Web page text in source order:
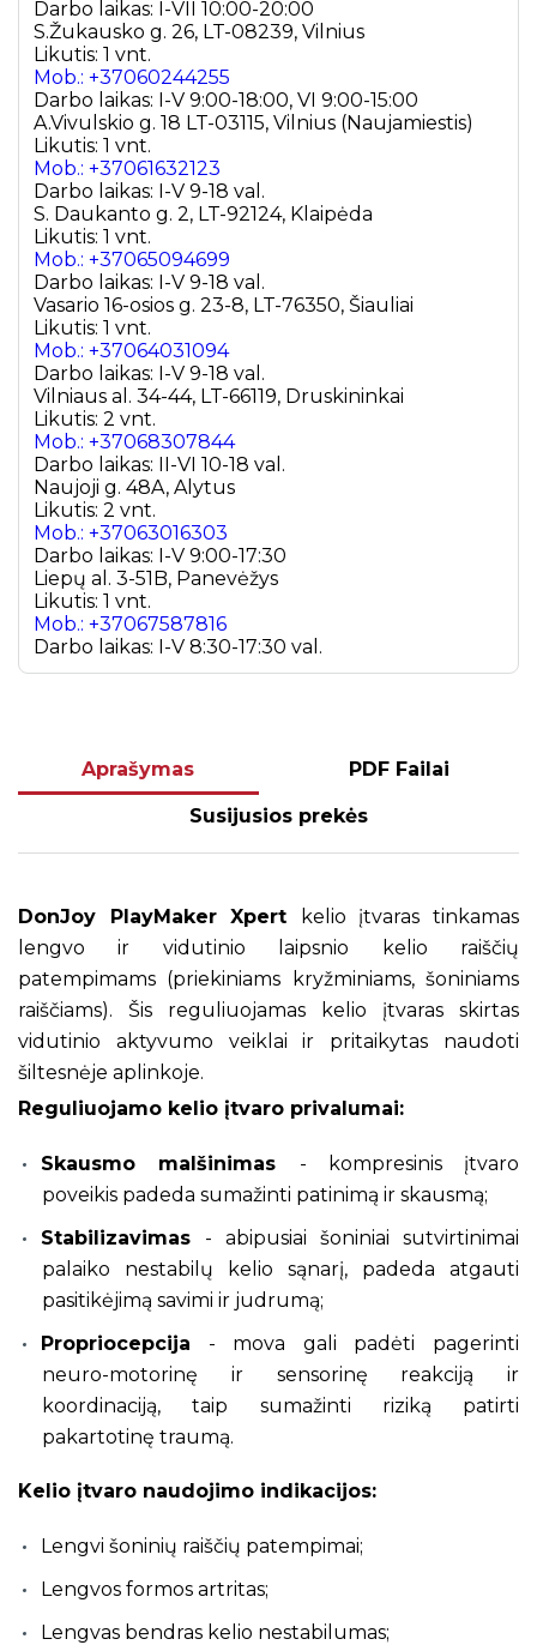
Darbo laikas: I-VII 10:00-20:00
S.Žukausko g. 26, LT-08239, Vilnius
Likutis: 1 vnt.
Mob.: +37060244255
Darbo laikas: I-V 9:00-18:00, VI 9:00-15:00
A.Vivulskio g. 18 LT-03115, Vilnius (Naujamiestis)
Likutis: 1 vnt.
Mob.: +37061632123
Darbo laikas: I-V 9-18 val.
S. Daukanto g. 2, LT-92124, Klaipėda
Likutis: 1 vnt.
Mob.: +37065094699
Darbo laikas: I-V 9-18 val.
Vasario 16-osios g. 23-8, LT-76350, Šiauliai
Likutis: 1 vnt.
Mob.: +37064031094
Darbo laikas: I-V 9-18 val.
Vilniaus al. 34-44, LT-66119, Druskininkai
Likutis: 2 vnt.
Mob.: +37068307844
Darbo laikas: II-VI 10-18 val.
Naujoji g. 48A, Alytus
Likutis: 2 vnt.
Mob.: +37063016303
Darbo laikas: I-V 9:00-17:30
Liepų al. 3-51B, Panevėžys
Likutis: 1 vnt.
Mob.: +37067587816
Darbo laikas: I-V 8:30-17:30 val.
Aprašymas PDF Failai
Susijusios prekės
DonJoy PlayMaker Xpert
kelio įtvaras tinkamas
lengvo ir vidutinio laipsnio kelio raiščių
patempimams (priekiniams kryžminiams, šoniniams
raiščiams). Šis reguliuojamas kelio įtvaras skirtas
vidutinio aktyvumo veiklai ir pritaikytas naudoti
šiltesnėje aplinkoje.
Reguliuojamo kelio įtvaro privalumai:
Skausmo malšinimas - kompresinis įtvaro
poveikis padeda sumažinti patinimą ir skausmą;
Stabilizavimas - abipusiai šoniniai sutvirtinimai
palaiko nestabilų kelio sąnarį, padeda atgauti
pasitikėjimą savimi ir judrumą;
Propriocepcija - mova gali padėti pagerinti
neuro-motorinę ir sensorinę reakciją ir
koordinaciją, taip sumažinti riziką patirti
pakartotinę traumą.
Kelio įtvaro naudojimo indikacijos:
Lengvi šoninių raiščių patempimai;
Lengvos formos artritas;
Lengvas bendras kelio nestabilumas;